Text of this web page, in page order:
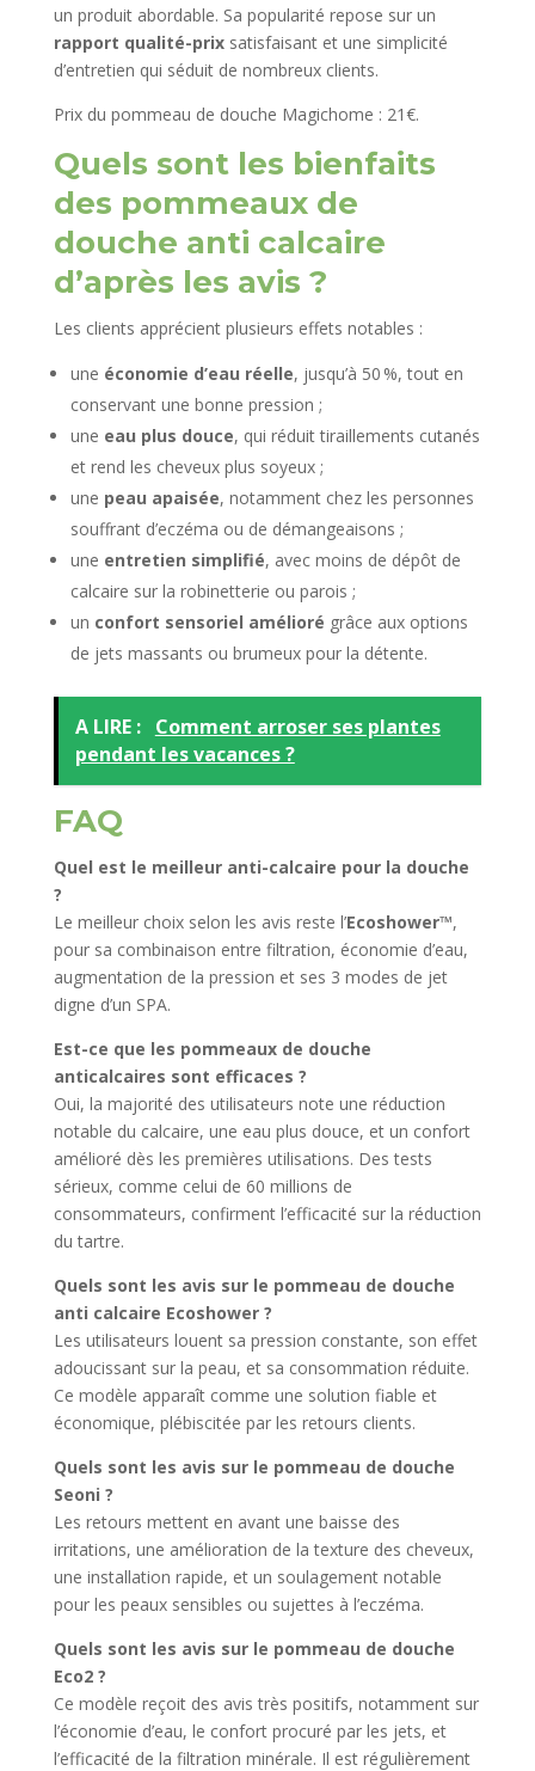
un produit abordable. Sa popularité repose sur un
rapport qualité-prixsatisfaisant et une simplicité
d’entretien qui séduit de nombreux clients.
Prix du pommeau de douche Magichome : 21€.
Quels sont les bienfaits
des pommeaux de
douche anti calcaire
d’après les avis ?
Les clients apprécient plusieurs effets notables :
une économie d’eau réelle, jusqu’à 50 %, tout en
conservant une bonne pression ;
une eau plus douce, qui réduit tiraillements cutanés
et rend les cheveux plus soyeux ;
une peau apaisée, notamment chez les personnes
souffrant d’eczéma ou de démangeaisons ;
une entretien simplifié, avec moins de dépôt de
calcaire sur la robinetterie ou parois ;
un confort sensoriel amélioré grâce aux options
de jets massants ou brumeux pour la détente.
A LIRE : Comment arroser ses plantes
pendant les vacances ?
FAQ
Quel est le meilleur anti-calcaire pour la douche
?
Le meilleur choix selon les avis reste l’Ecoshower™,
pour sa combinaison entre filtration, économie d’eau,
augmentation de la pression et ses 3 modes de jet
digne d’un SPA.
Est-ce que les pommeaux de douche
anticalcaires sont efficaces ?
Oui, la majorité des utilisateurs note une réduction
notable du calcaire, une eau plus douce, et un confort
amélioré dès les premières utilisations. Des tests
sérieux, comme celui de 60 millions de
consommateurs, confirment l’efficacité sur la réduction
du tartre.
Quels sont les avis sur le pommeau de douche
anti calcaire Ecoshower ?
Les utilisateurs louent sa pression constante, son effet
adoucissant sur la peau, et sa consommation réduite.
Ce modèle apparaît comme une solution fiable et
économique, plébiscitée par les retours clients.
Quels sont les avis sur le pommeau de douche
Seoni ?
Les retours mettent en avant une baisse des
irritations, une amélioration de la texture des cheveux,
une installation rapide, et un soulagement notable
pour les peaux sensibles ou sujettes à l’eczéma.
Quels sont les avis sur le pommeau de douche
Eco2 ?
Ce modèle reçoit des avis très positifs, notamment sur
l’économie d’eau, le confort procuré par les jets, et
l’efficacité de la filtration minérale. Il est régulièrement